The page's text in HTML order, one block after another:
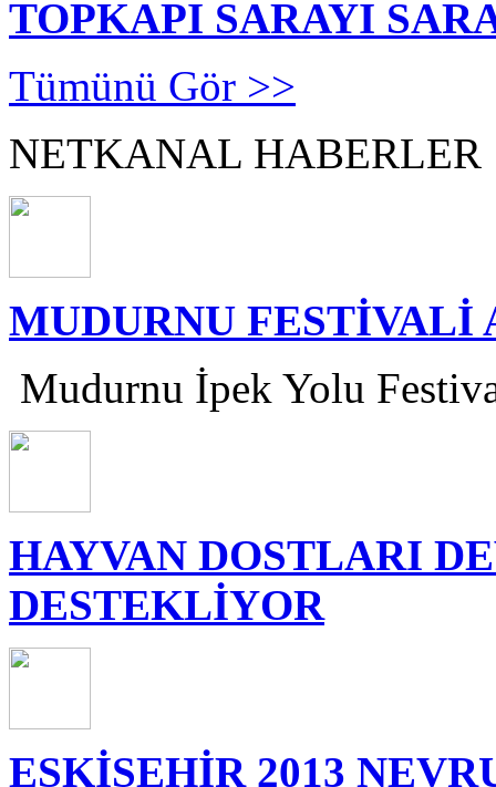
TOPKAPI SARAYI
Tümünü Gör >>
NETKANAL HABERLER
MUDURNU FESTİVALİ
Mudurnu İpek Yolu
HAYVAN DOSTLARI
DESTEKLİYOR
ESKİŞEHİR 2013